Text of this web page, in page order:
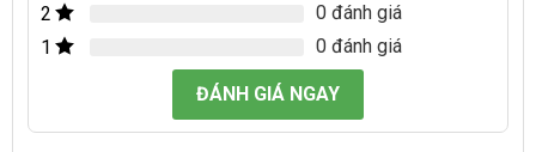
2
0 đánh giá
1
0 đánh giá
ĐÁNH GIÁ NGAY